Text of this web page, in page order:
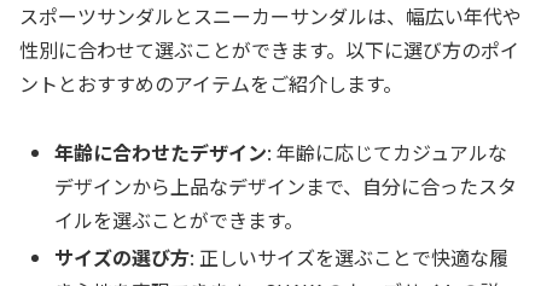
スポーツサンダルとスニーカーサンダルは、幅広い年代や
性別に合わせて選ぶことができます。以下に選び方のポイ
ントとおすすめのアイテムをご紹介します。
年齢に合わせたデザイン: 年齢に応じてカジュアルな
デザインから上品なデザインまで、自分に合ったスタ
イルを選ぶことができます。
サイズの選び方: 正しいサイズを選ぶことで快適な履